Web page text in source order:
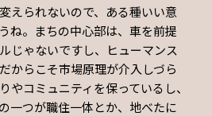
えられないので、ある種いい意
ね。まちの中心部は、車を前提
じゃないですし、ヒューマンス
からこそ市場原理が介入しづら
やコミュニティを保っているし、
一つが職住一体とか、地べたに